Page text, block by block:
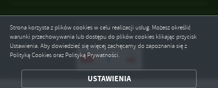
Strona korzysta z plików cookies w celu realizacji usług. Możesz określić
warunki przechowywania lub dostępu do plików cookies klikając przycisk
Ustawienia. Aby dowiedzieć się więcej zachęcamy do zapoznania się z
Polityką Cookies oraz Polityką Prywatności.
USTAWIENIA
ZAPISZ WYBRANE
Odwiedzin: 125178
Online: 1